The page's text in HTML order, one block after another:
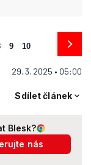
9 10
29. 3. 2025 • 05:00
Sdílet článek
Blesk?
nás